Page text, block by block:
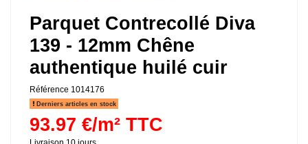
Parquet Contrecollé Diva
139 - 12mm Chêne
authentique huilé cuir
Référence 1014176
Derniers articles en stock
93.97 €/m² TTC